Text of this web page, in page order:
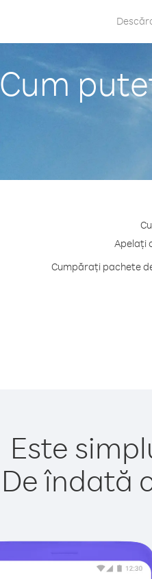
Cum
Apelați
Cumpărați pachete
Este
De îndată